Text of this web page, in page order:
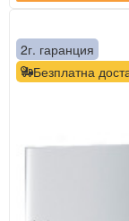
Безплатна
2г. гаранция